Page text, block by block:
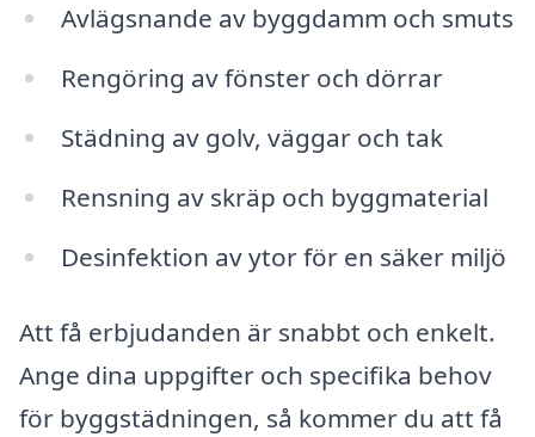
Avlägsnande av byggdamm och smuts
Rengöring av fönster och dörrar
Städning av golv, väggar och tak
Rensning av skräp och byggmaterial
Desinfektion av ytor för en säker miljö
Att få erbjudanden är snabbt och enkelt.
Ange dina uppgifter och specifika behov
för byggstädningen, så kommer du att få